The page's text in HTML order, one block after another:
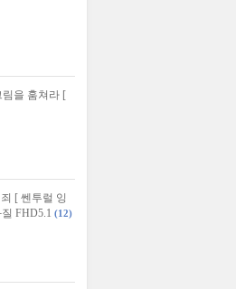
림을 훔쳐라 [
[ 쎈투럴 잉
FHD5.1 (12)